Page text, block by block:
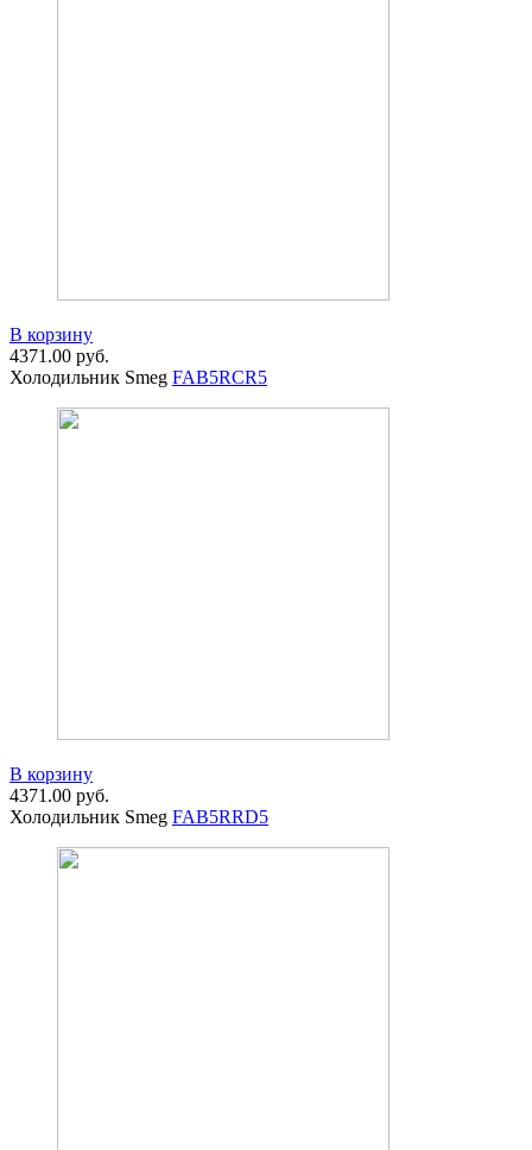
В корзину
4371.00 руб.
Холодильник Smeg FAB5RCR5
В корзину
4371.00 руб.
Холодильник Smeg FAB5RRD5